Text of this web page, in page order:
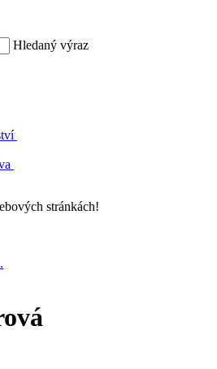
Hledaný výraz
stránkách!